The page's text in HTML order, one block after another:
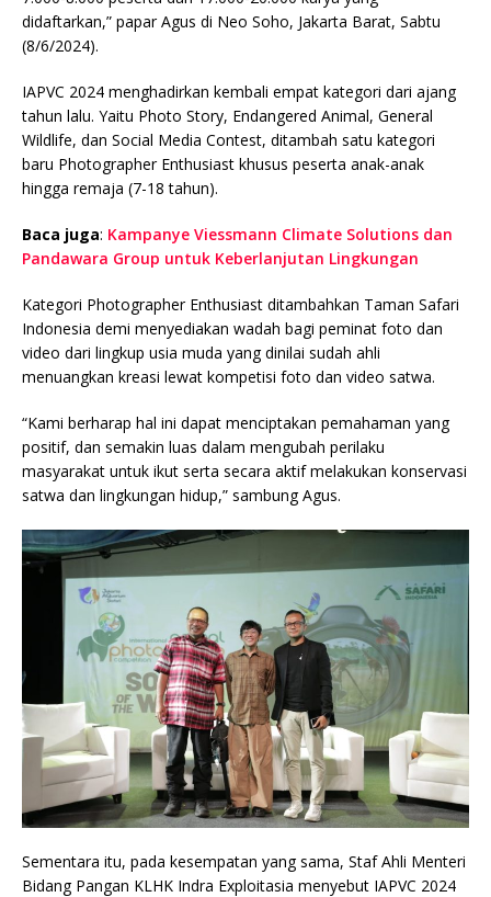
didaftarkan,” papar Agus di Neo Soho, Jakarta Barat, Sabtu
(8/6/2024).
IAPVC 2024 menghadirkan kembali empat kategori dari ajang
tahun lalu. Yaitu Photo Story, Endangered Animal, General
Wildlife, dan Social Media Contest, ditambah satu kategori
baru Photographer Enthusiast khusus peserta anak-anak
hingga remaja (7-18 tahun).
Baca juga: Kampanye Viessmann Climate Solutions dan
Pandawara Group untuk Keberlanjutan Lingkungan
Kategori Photographer Enthusiast ditambahkan Taman Safari
Indonesia demi menyediakan wadah bagi peminat foto dan
video dari lingkup usia muda yang dinilai sudah ahli
menuangkan kreasi lewat kompetisi foto dan video satwa.
“Kami berharap hal ini dapat menciptakan pemahaman yang
positif, dan semakin luas dalam mengubah perilaku
masyarakat untuk ikut serta secara aktif melakukan konservasi
satwa dan lingkungan hidup,” sambung Agus.
Sementara itu, pada kesempatan yang sama, Staf Ahli Menteri
Bidang Pangan KLHK Indra Exploitasia menyebut IAPVC 2024